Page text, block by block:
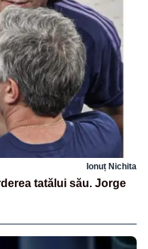
Ionuț Nichita
tatălui său. Jorge